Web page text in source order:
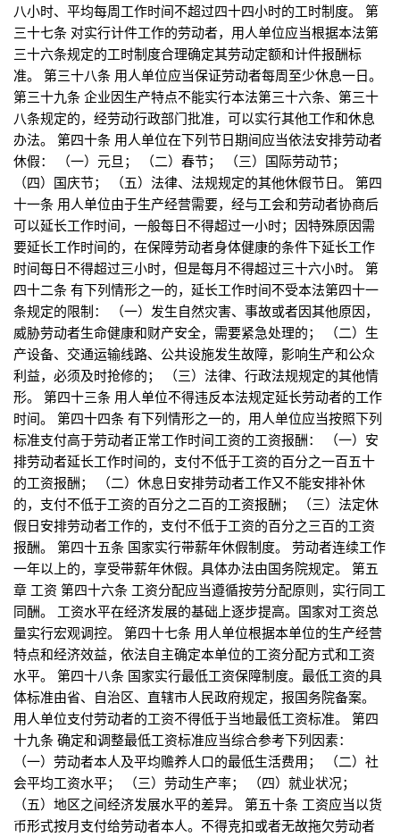
八小时、平均每周工作时间不超过四十四小时的工时制度。 第
三十七条 对实行计件工作的劳动者，用人单位应当根据本法第
三十六条规定的工时制度合理确定其劳动定额和计件报酬标
准。 第三十八条 用人单位应当保证劳动者每周至少休息一日。
第三十九条 企业因生产特点不能实行本法第三十六条、第三十
八条规定的，经劳动行政部门批准，可以实行其他工作和休息
办法。 第四十条 用人单位在下列节日期间应当依法安排劳动者
休假： （一）元旦； （二）春节； （三）国际劳动节；
（四）国庆节； （五）法律、法规规定的其他休假节日。 第四
十一条 用人单位由于生产经营需要，经与工会和劳动者协商后
可以延长工作时间，一般每日不得超过一小时；因特殊原因需
要延长工作时间的，在保障劳动者身体健康的条件下延长工作
时间每日不得超过三小时，但是每月不得超过三十六小时。 第
四十二条 有下列情形之一的，延长工作时间不受本法第四十一
条规定的限制： （一）发生自然灾害、事故或者因其他原因，
威胁劳动者生命健康和财产安全，需要紧急处理的； （二）生
产设备、交通运输线路、公共设施发生故障，影响生产和公众
利益，必须及时抢修的； （三）法律、行政法规规定的其他情
形。 第四十三条 用人单位不得违反本法规定延长劳动者的工作
时间。 第四十四条 有下列情形之一的，用人单位应当按照下列
标准支付高于劳动者正常工作时间工资的工资报酬： （一）安
排劳动者延长工作时间的，支付不低于工资的百分之一百五十
的工资报酬； （二）休息日安排劳动者工作又不能安排补休
的，支付不低于工资的百分之二百的工资报酬； （三）法定休
假日安排劳动者工作的，支付不低于工资的百分之三百的工资
报酬。 第四十五条 国家实行带薪年休假制度。 劳动者连续工作
一年以上的，享受带薪年休假。具体办法由国务院规定。 第五
章 工资 第四十六条 工资分配应当遵循按劳分配原则，实行同工
同酬。 工资水平在经济发展的基础上逐步提高。国家对工资总
量实行宏观调控。 第四十七条 用人单位根据本单位的生产经营
特点和经济效益，依法自主确定本单位的工资分配方式和工资
水平。 第四十八条 国家实行最低工资保障制度。最低工资的具
体标准由省、自治区、直辖市人民政府规定，报国务院备案。
用人单位支付劳动者的工资不得低于当地最低工资标准。 第四
十九条 确定和调整最低工资标准应当综合参考下列因素：
（一）劳动者本人及平均赡养人口的最低生活费用； （二）社
会平均工资水平； （三）劳动生产率； （四）就业状况；
（五）地区之间经济发展水平的差异。 第五十条 工资应当以货
币形式按月支付给劳动者本人。不得克扣或者无故拖欠劳动者